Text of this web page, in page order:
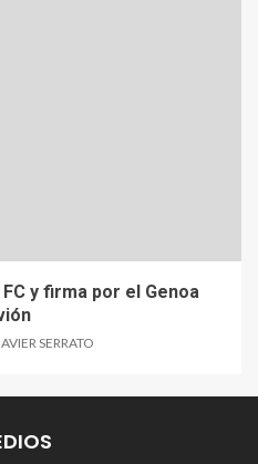
y firma por el Genoa
SERRATO